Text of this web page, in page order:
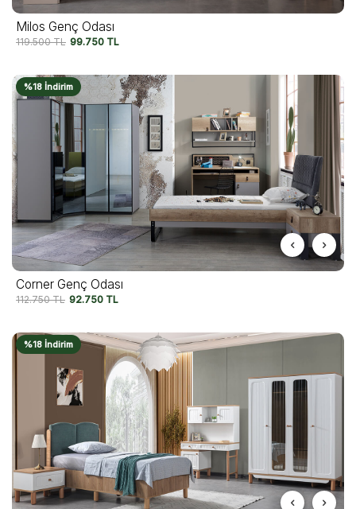
Milos Genç Odası
119.500TL 99.750 TL
%18 İndirim
Corner Genç Odası
112.750TL 92.750 TL
%18 İndirim